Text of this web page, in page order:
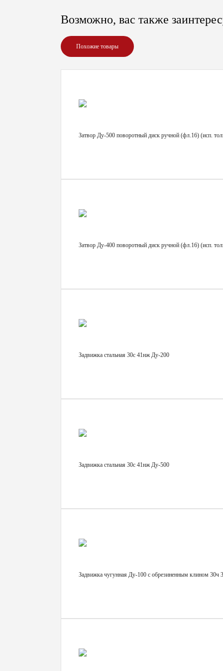
Возможно, вас также
Похожие товары
Затвор Ду-500 поворотный диск ручной (фл.16) (исп.
Затвор Ду-400 поворотный диск ручной (фл.16) (исп.
Задвижка стальная 30с 41нж Ду-200
Задвижка стальная 30с 41нж Ду-500
Задвижка чугунная Ду-100 с обрезиненным клином 30ч